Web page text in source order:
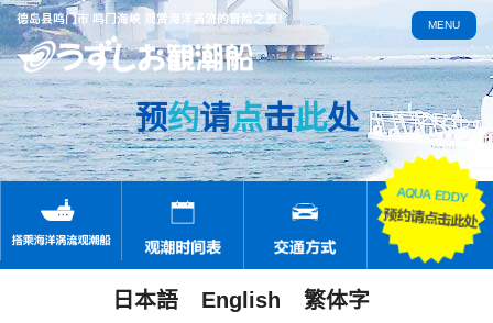
德岛县鸣门市 鸣门海峡 观赏海洋涡流的冒险之旅！
日本語 English 繁体字
MENU
预约请点击此处